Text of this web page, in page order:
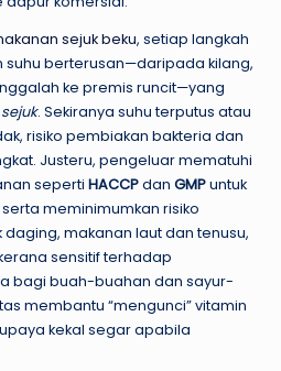
sejuk beku, setiap langkah
berterusan—daripada kilang,
ke premis runcit—yang
. Sekiranya suhu terputus atau
risiko pembiakan bakteria dan
Justeru, pengeluar mematuhi
seperti HACCPdan GMPuntuk
meminimumkan risiko
makanan laut dan tenusu,
sensitif terhadap
bagi buah-buahan dan sayur-
membantu “mengunci” vitamin
kekal segar apabila